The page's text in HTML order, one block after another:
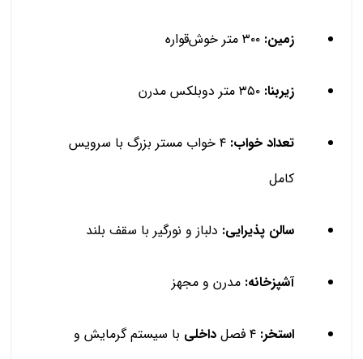
زمین:
زیربنا:
تعداد خواب:
۴ خواب مستر بزرگ با سرویس
کامل
سالن پذیرایی: دلباز و نورگیر با سقف بلند
آشپزخانه: مدرن و مجهز
استخر: داخلی با سیستم گرمایش و